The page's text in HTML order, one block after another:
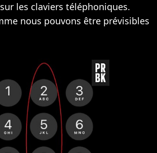
les claviers téléphoniques.
nous pouvons être prévisibles